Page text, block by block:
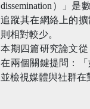
dissemination）」
追蹤其在網絡上的
則相對較少。
本期四篇研究論文
在兩個關鍵提問：
並檢視媒體與社群在